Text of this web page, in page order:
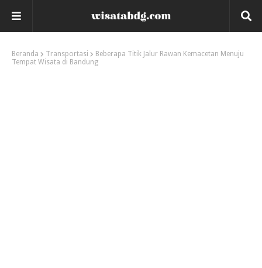
Beranda Transportasi
Beberapa Titik Jalur Rawan Kemacetan Menuju
Tempat Wisata di Bandung